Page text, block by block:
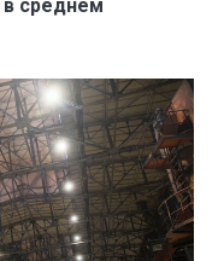
среднем